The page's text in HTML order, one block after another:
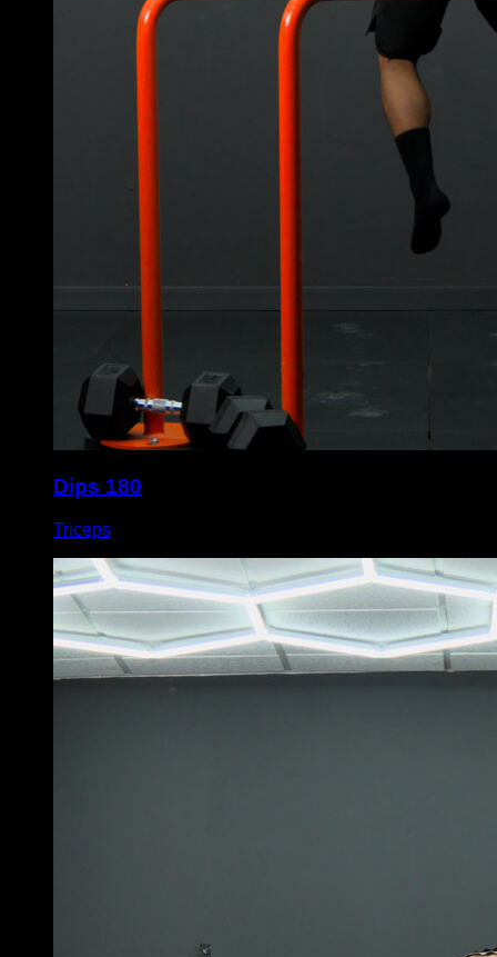
Dips 180
Triceps